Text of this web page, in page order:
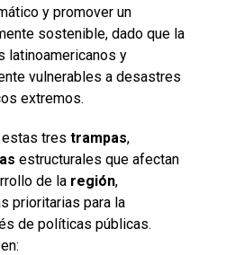
y promover un
sostenible, dado que la
latinoamericanos y
vulnerables a desastres
extremos.
estas tres trampas,
estructurales que afectan
de la región,
prioritarias para la
de políticas públicas.